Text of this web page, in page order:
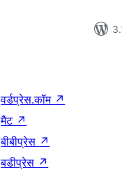
वर्डप्रेस.कॉम ↗
मैट ↗
बीबीप्रेस ↗
बडीप्रेस ↗